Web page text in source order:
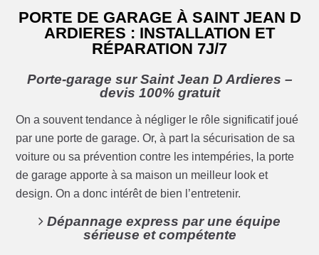
PORTE DE GARAGE À SAINT JEAN D
ARDIERES : INSTALLATION ET
RÉPARATION 7J/7
Porte-garage sur Saint Jean D Ardieres –
devis 100% gratuit
On a souvent tendance à négliger le rôle significatif joué
par une porte de garage. Or, à part la sécurisation de sa
voiture ou sa prévention contre les intempéries, la porte
de garage apporte à sa maison un meilleur look et
design. On a donc intérêt de bien l’entretenir.
Dépannage express par une équipe
sérieuse et compétente